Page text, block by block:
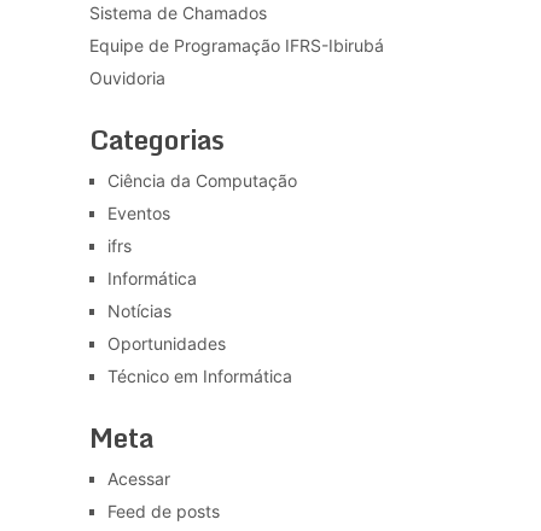
Sistema de Chamados
Equipe de Programação IFRS-Ibirubá
Ouvidoria
Categorias
Ciência da Computação
Eventos
ifrs
Informática
Notícias
Oportunidades
Técnico em Informática
Meta
Acessar
Feed de posts